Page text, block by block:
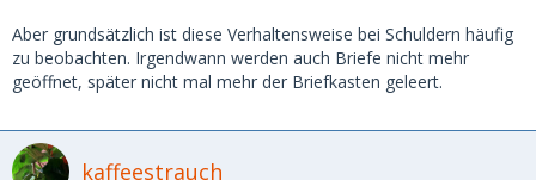
Aber grundsätzlich ist diese Verhaltensweise bei Schuldern häufig
zu beobachten. Irgendwann werden auch Briefe nicht mehr
geöffnet, später nicht mal mehr der Briefkasten geleert.
kaffeestrauch